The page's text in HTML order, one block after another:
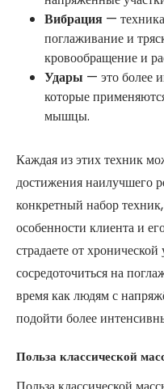
Вибрация —
поглаживание и
кровообращение и
Удары — это более
которые
мышцы.
Каждая из этих техник
достижения наилучшего
конкретный набор
особенности клиента и
страдаете от
сосредоточиться на
время как людям с
подойти более
Польза классической